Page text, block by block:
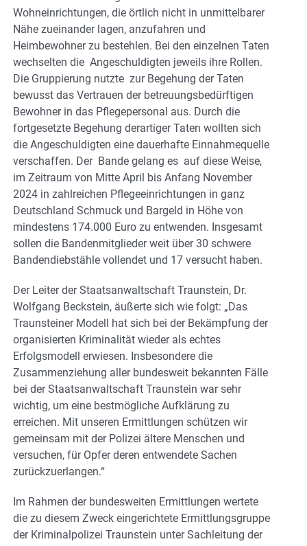
Wohneinrichtungen, die örtlich nicht in unmittelbarer
Nähe zueinander lagen, anzufahren und
Heimbewohner zu bestehlen. Bei den einzelnen Taten
wechselten die Angeschuldigten jeweils ihre Rollen.
Die Gruppierung nutzte zur Begehung der Taten
bewusst das Vertrauen der betreuungsbedürftigen
Bewohner in das Pflegepersonal aus. Durch die
fortgesetzte Begehung derartiger Taten wollten sich
die Angeschuldigten eine dauerhafte Einnahmequelle
verschaffen. Der Bande gelang es auf diese Weise,
im Zeitraum von Mitte April bis Anfang November
2024 in zahlreichen Pflegeeinrichtungen in ganz
Deutschland Schmuck und Bargeld in Höhe von
mindestens 174.000 Euro zu entwenden. Insgesamt
sollen die Bandenmitglieder weit über 30 schwere
Bandendiebstähle vollendet und 17 versucht haben.
Der Leiter der Staatsanwaltschaft Traunstein, Dr.
Wolfgang Beckstein, äußerte sich wie folgt: „Das
Traunsteiner Modell hat sich bei der Bekämpfung der
organisierten Kriminalität wieder als echtes
Erfolgsmodell erwiesen. Insbesondere die
Zusammenziehung aller bundesweit bekannten Fälle
bei der Staatsanwaltschaft Traunstein war sehr
wichtig, um eine bestmögliche Aufklärung zu
erreichen. Mit unseren Ermittlungen schützen wir
gemeinsam mit der Polizei ältere Menschen und
versuchen, für Opfer deren entwendete Sachen
zurückzuerlangen.“
Im Rahmen der bundesweiten Ermittlungen wertete
die zu diesem Zweck eingerichtete Ermittlungsgruppe
der Kriminalpolizei Traunstein unter Sachleitung der